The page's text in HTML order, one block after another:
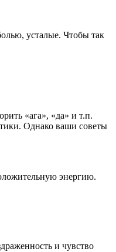
усталые. Чтобы так
«ага», «да» и т.п.
Однако ваши советы
энергию.
и чувство